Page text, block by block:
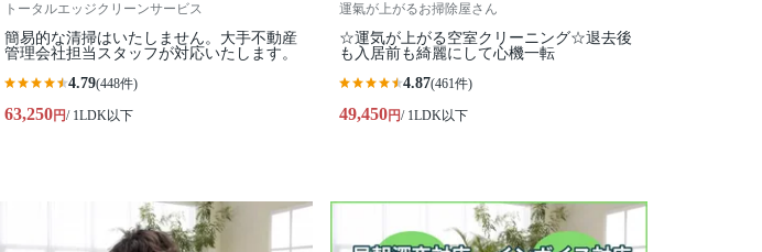
トータルエッジクリーンサービス
簡易的な清掃はいたしません。大手不動産
管理会社担当スタッフが対応いたします。
4.79(448件)
63,250円/ 1LDK以下
運氣が上がるお掃除屋さん
☆運気が上がる空室クリーニング☆退去後
も入居前も綺麗にして心機一転
4.87(461件)
49,450円/ 1LDK以下